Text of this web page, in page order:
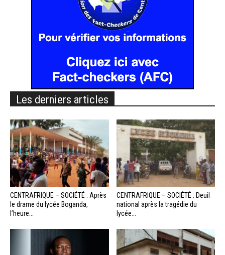
Les derniers articles
CENTRAFRIQUE – SOCIÉTÉ : Après
le drame du lycée Boganda,
l’heure...
CENTRAFRIQUE – SOCIÉTÉ : Deuil
national après la tragédie du
lycée...